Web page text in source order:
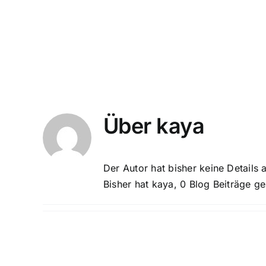
Über kaya
Der Autor hat bisher keine Details
Bisher hat kaya, 0 Blog Beiträge